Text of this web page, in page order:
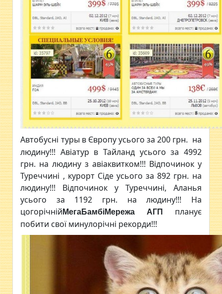
Автобусні туры в Європу усього за 200 грн. на
людину!!! Авіатур в Тайланд усього за 4992
грн. на людину з авіаквитком!!! Відпочинок у
Туреччині , курорт Сіде усього за 892 грн. на
людину!!! Відпочинок у Туреччині, Аланья
усього за 1192 грн. на людину!!! На
цогорічній МегаБамбіМережа АГП
планує
побити свої минулорічні рекорди!!!